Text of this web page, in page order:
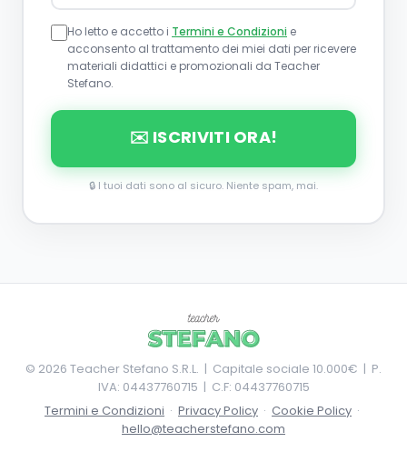
Ho letto e accetto i Termini e Condizioni e
acconsento al trattamento dei miei dati per ricevere
materiali didattici e promozionali da Teacher
Stefano.
✉️ ISCRIVITI ORA!
🔒 I tuoi dati sono al sicuro. Niente spam, mai.
© 2026 Teacher Stefano S.R.L. | Capitale sociale 10.000€ | P.
IVA: 04437760715 | C.F: 04437760715
Termini e Condizioni · Privacy Policy · Cookie Policy ·
hello@teacherstefano.com